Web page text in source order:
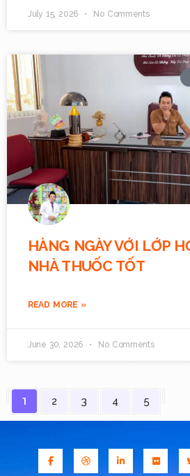
July 15, 2026 No Comments
HÀNG NGÀY VỚI LỚP
NHÀ THUỐC TỐT
READ MORE »
June 30, 2026 No Comments
1 2 3 4 5